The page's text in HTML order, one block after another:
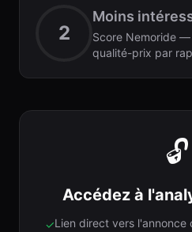
2
Moins
Score Nemoride
qualité-prix par
🔓
Accédez à
✓Lien direct vers l'annonce